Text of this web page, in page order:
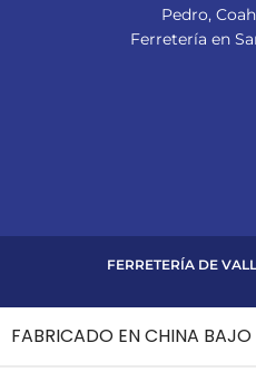
Pedro,
Ferretería en
FERRETERÍA DE
FABRICADO EN CHINA BAJO